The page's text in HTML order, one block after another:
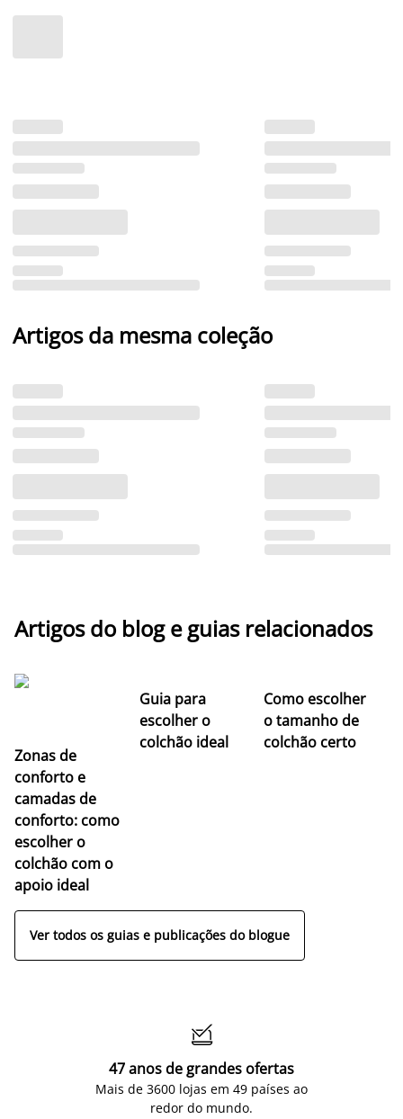
Artigos da mesma coleção
Artigos do blog e guias relacionados
Zonas de
conforto e
camadas de
conforto: como
escolher o
colchão com o
apoio ideal
Guia para
escolher o
colchão ideal
Como escolher
o tamanho de
colchão certo
Ver todos os guias e publicações do blogue

47 anos de grandes ofertas
Mais de 3600 lojas em 49 países ao
redor do mundo.